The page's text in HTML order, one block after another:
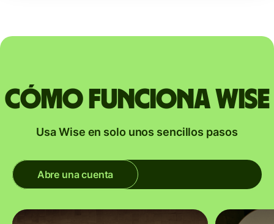
Cómo funciona Wise
Usa Wise en solo unos sencillos pasos
Abre una cuenta